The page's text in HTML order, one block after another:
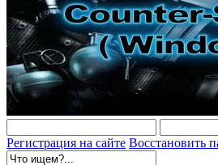
Регистрация на сайте Восстановить